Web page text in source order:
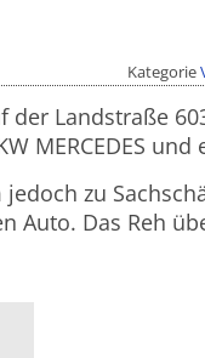
Kategorie
der Landstraße
MERCEDES und
zu
Auto. Das Reh